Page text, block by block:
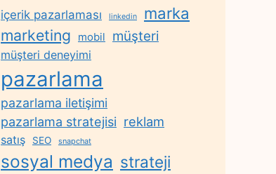
içerik pazarlaması linkedin marka
marketing mobil müşteri
müşteri deneyimi
pazarlama
pazarlama iletişimi
pazarlama stratejisi reklam
satış SEO snapchat
sosyal medya strateji